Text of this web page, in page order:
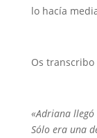
lo hacía
Os
«Adriana
Sólo era una